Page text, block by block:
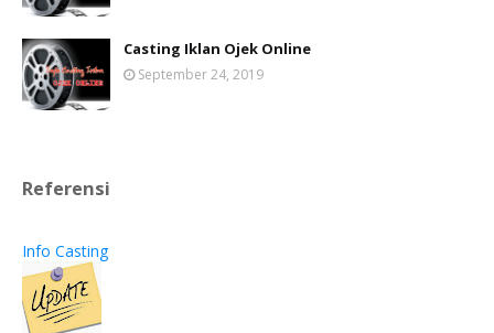
Casting Iklan Ojek Online
September 24, 2019
Referensi
Info Casting